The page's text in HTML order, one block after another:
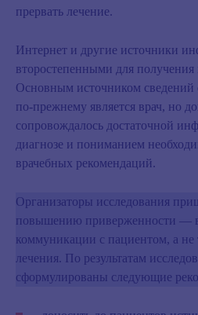
прервать лечение.
Интернет и другие источники
второстепенными для
Основным источником сведений
по-прежнему является врач, но
сопровождалось достаточной
диагнозе и пониманием
врачебных рекомендаций.
Организаторы исследования
повышению приверженности —
коммуникации с пациентом, а не
лечения. По результатам
сформулированы следующие